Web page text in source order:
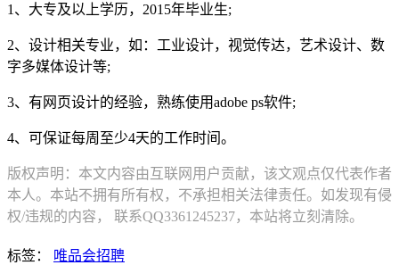
1、大专及以上学历，2015年毕业生;
2、设计相关专业，如：工业设计，视觉传达，艺术设计、数
字多媒体设计等;
3、有网页设计的经验，熟练使用adobe ps软件;
4、可保证每周至少4天的工作时间。
版权声明：本文内容由互联网用户贡献，该文观点仅代表作者
本人。本站不拥有所有权，不承担相关法律责任。如发现有侵
权/违规的内容， 联系QQ3361245237，本站将立刻清除。
标签： 唯品会招聘